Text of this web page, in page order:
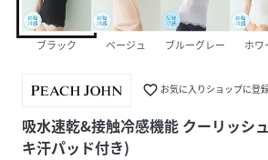
ブラック ベージュ ブルーグレー ホワ
favorite_border お気に入りショップに登
吸水速乾&接触冷感機能 クーリッシ
キ汗パッド付き)